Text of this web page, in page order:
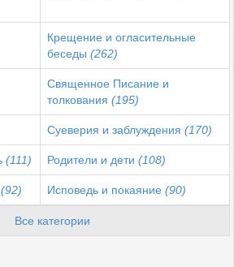
Крещение и огласительные
беседы (262)
Священное Писание и
толкования (195)
Суеверия и заблуждения (170)
(111) Родители и дети (108)
(92) Исповедь и покаяние (90)
Все категории